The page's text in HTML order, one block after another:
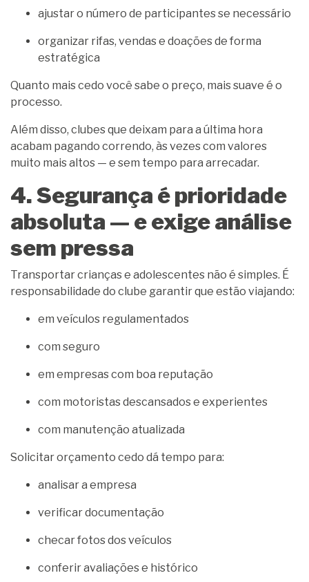
ajustar o número de participantes se necessário
organizar rifas, vendas e doações de forma
estratégica
Quanto mais cedo você sabe o preço, mais suave é o
processo.
Além disso, clubes que deixam para a última hora
acabam pagando correndo, às vezes com valores
muito mais altos — e sem tempo para arrecadar.
4. Segurança é prioridade
absoluta — e exige análise
sem pressa
Transportar crianças e adolescentes não é simples. É
responsabilidade do clube garantir que estão viajando:
em veículos regulamentados
com seguro
em empresas com boa reputação
com motoristas descansados e experientes
com manutenção atualizada
Solicitar orçamento cedo dá tempo para:
analisar a empresa
verificar documentação
checar fotos dos veículos
conferir avaliações e histórico